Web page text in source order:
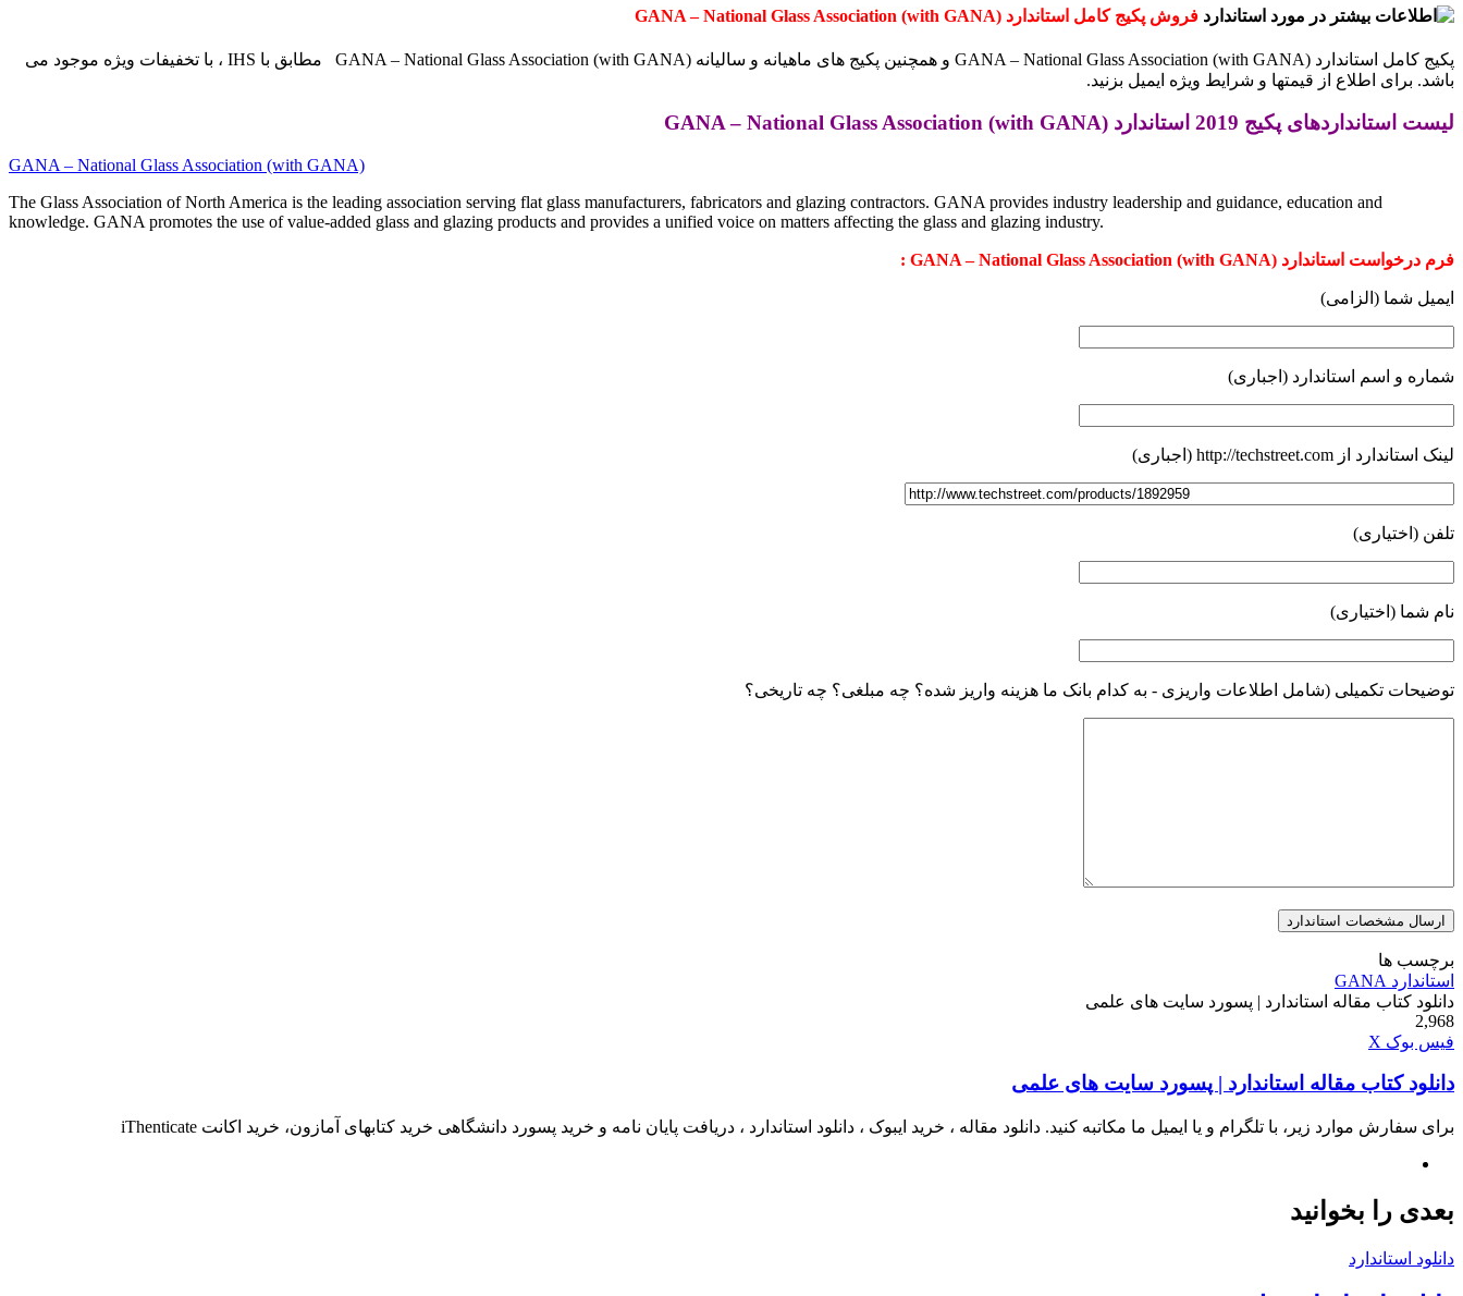
فروش پکیج کامل استاندارد GANA – National Glass Association (with GANA)
پکیج کامل استاندارد GANA – National Glass Association (with GANA) و همچنین پکیج های ماهیانه و سالیانه GANA – National Glass Association (with GANA) مطابق با IHS ، با تخفیفات ویژه موجود می
باشد. برای اطلاع از قیمتها و شرایط ویژه ایمیل بزنید.
لیست استانداردهای پکیج 2019 استاندارد GANA – National Glass Association (with GANA)
GANA – National Glass Association (with GANA)
The Glass Association of North America is the leading association serving flat glass manufacturers, fabricators and glazing contractors. GANA provides industry leadership and guidance, education and
knowledge. GANA promotes the use of value-added glass and glazing products and provides a unified voice on matters affecting the glass and glazing industry.
فرم درخواست استاندارد GANA – National Glass Association (with GANA) :
ایمیل شما (الزامی)
شماره و اسم استاندارد (اجباری)
لینک استاندارد از http://techstreet.com (اجباری)
تلفن (اختیاری)
نام شما (اختیاری)
توضیحات تکمیلی (شامل اطلاعات واریزی - به کدام بانک ما هزینه واریز شده؟ چه مبلغی؟ چه تاریخی؟
برچسب ها
استاندارد GANA
دانلود کتاب مقاله استاندارد | پسورد سایت های علمی
2,968
فیس بوک X
از
ایمیل
دانلود کتاب مقاله استاندارد | پسورد سایت های علمی
برای سفارش موارد زیر، با تلگرام و یا ایمیل ما مکاتبه کنید. دانلود مقاله ، خرید ایبوک ، دانلود استاندارد ، دریافت پایان نامه و خرید پسورد دانشگاهی خرید کتابهای آمازون، خرید اکانت iThenticate
بعدی را بخوانید
دانلود استاندارد